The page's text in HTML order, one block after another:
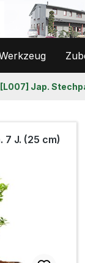
[L007] Jap.
7 J. (25 cm)